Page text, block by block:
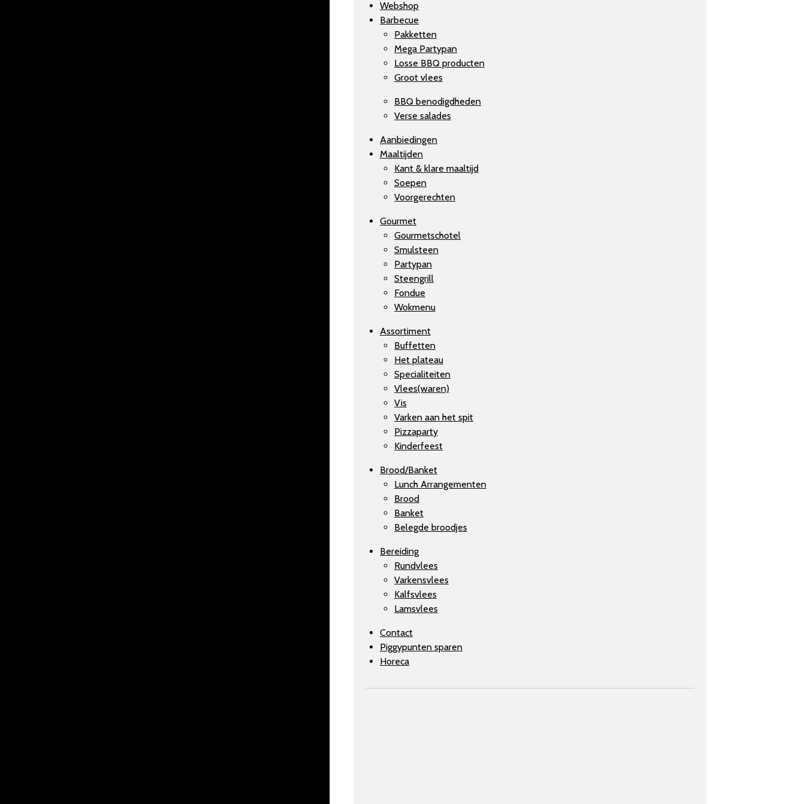
Webshop
Barbecue
Pakketten
Mega Partypan
Losse BBQ producten
Groot vlees
BBQ benodigdheden
Verse salades
Aanbiedingen
Maaltijden
Kant & klare maaltijd
Soepen
Voorgerechten
Gourmet
Gourmetschotel
Smulsteen
Partypan
Steengrill
Fondue
Wokmenu
Assortiment
Buffetten
Het plateau
Specialiteiten
Vlees(waren)
Vis
Varken aan het spit
Pizzaparty
Kinderfeest
Brood/Banket
Lunch Arrangementen
Brood
Banket
Belegde broodjes
Bereiding
Rundvlees
Varkensvlees
Kalfsvlees
Lamsvlees
Contact
Piggypunten sparen
Horeca